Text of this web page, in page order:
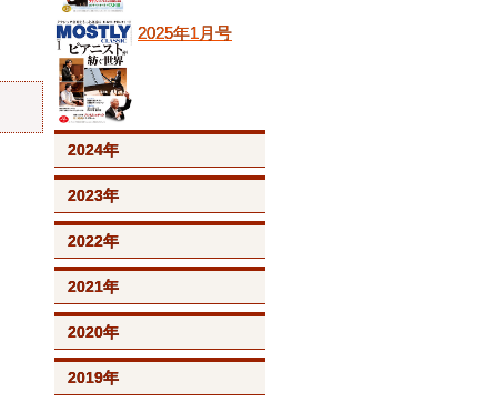
2025年1月号
2024年
2023年
2022年
2021年
2020年
2019年